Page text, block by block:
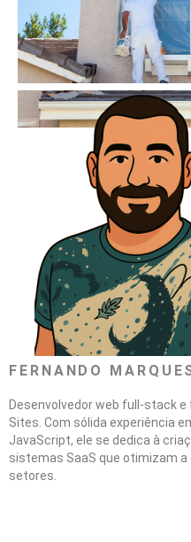
FERNANDO
Desenvolvedor web full-stack
Sites. Com sólida experiência
JavaScript, ele se dedica à
sistemas SaaS que otimizam
setores.